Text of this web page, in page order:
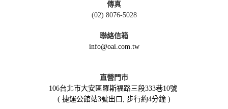
傳真
(02) 8076-5028
聯絡信箱
info@oai.com.tw
直營門市
106台北市大安區羅斯福路三段333巷10號
( 捷運公館站3號出口, 步行約4分鐘 )